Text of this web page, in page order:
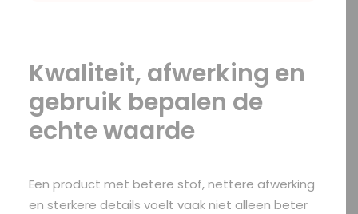
Kwaliteit, afwerking en
gebruik bepalen de
echte waarde
Een product met betere stof, nettere afwerking
en sterkere details voelt vaak niet alleen beter